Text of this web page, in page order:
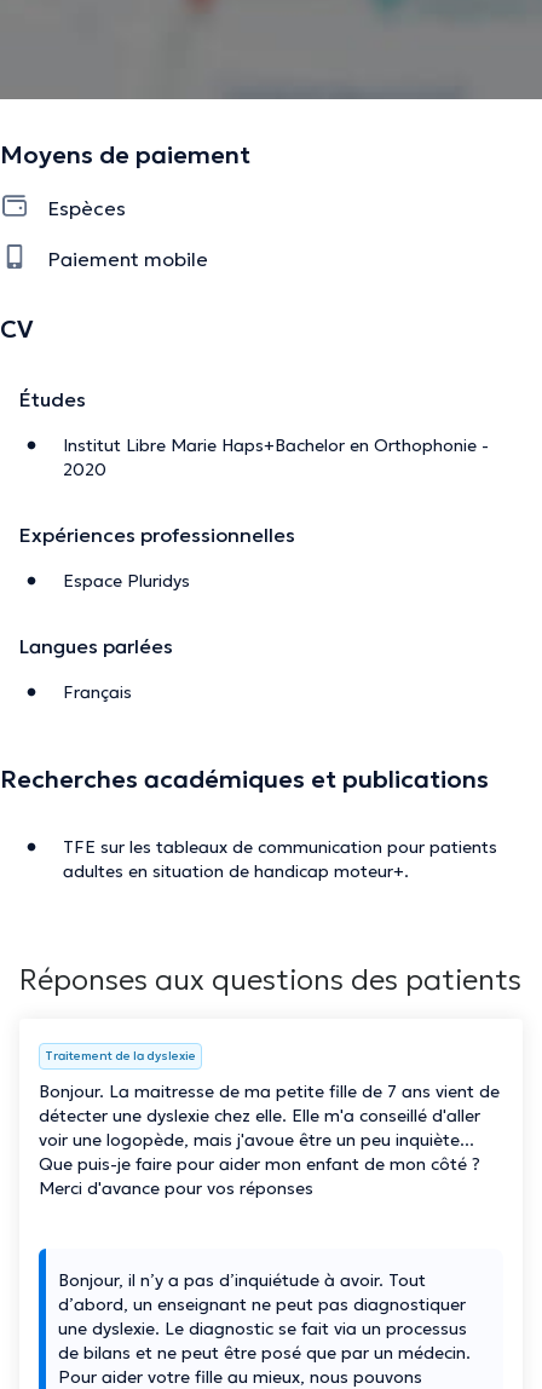
Moyens de paiement
Espèces
Paiement mobile
CV
Études
Institut Libre Marie Haps+Bachelor en Orthophonie -
2020
Expériences professionnelles
Espace Pluridys
Langues parlées
Français
Recherches académiques et publications
TFE sur les tableaux de communication pour patients
adultes en situation de handicap moteur+.
Réponses aux questions des patients
Traitement de la dyslexie
Bonjour. La maitresse de ma petite fille de 7 ans vient de
détecter une dyslexie chez elle. Elle m'a conseillé d'aller
voir une logopède, mais j'avoue être un peu inquiète...
Que puis-je faire pour aider mon enfant de mon côté ?
Merci d'avance pour vos réponses
Bonjour, il n’y a pas d’inquiétude à avoir. Tout
d’abord, un enseignant ne peut pas diagnostiquer
une dyslexie. Le diagnostic se fait via un processus
de bilans et ne peut être posé que par un médecin.
Pour aider votre fille au mieux, nous pouvons